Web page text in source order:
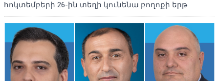
հոկտեմբերի 26-ին տեղի կունենա բողոքի երթ